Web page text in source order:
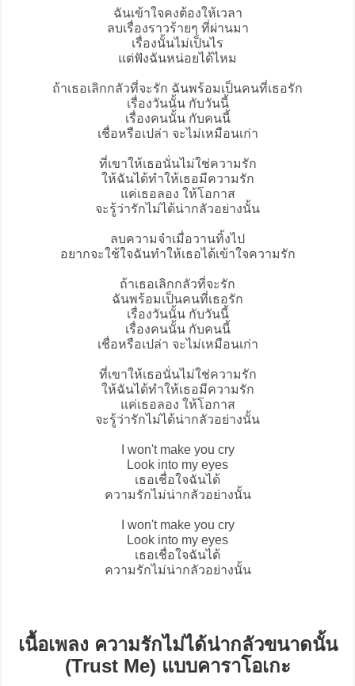
ฉันเข้าใจคงต้องให้เวลา
ลบเรื่องราวร้ายๆ ที่ผ่านมา
เรื่องนั้นไม่เป็นไร
แต่ฟังฉันหน่อยได้ไหม
ถ้าเธอเลิกกลัวที่จะรัก ฉันพร้อมเป็นคนที่เธอรัก
เรื่องวันนั้น กับวันนี้
เรื่องคนนั้น กับคนนี้
เชื่อหรือเปล่า จะไม่เหมือนเก่า
ที่เขาให้เธอนั่นไม่ใช่ความรัก
ให้ฉันได้ทำให้เธอมีความรัก
แค่เธอลอง ให้โอกาส
จะรู้ว่ารักไม่ได้น่ากลัวอย่างนั้น
ลบความจำเมื่อวานทิ้งไป
อยากจะใช้ใจฉันทำให้เธอได้เข้าใจความรัก
ถ้าเธอเลิกกลัวที่จะรัก
ฉันพร้อมเป็นคนที่เธอรัก
เรื่องวันนั้น กับวันนี้
เรื่องคนนั้น กับคนนี้
เชื่อหรือเปล่า จะไม่เหมือนเก่า
ที่เขาให้เธอนั่นไม่ใช่ความรัก
ให้ฉันได้ทำให้เธอมีความรัก
แค่เธอลอง ให้โอกาส
จะรู้ว่ารักไม่ได้น่ากลัวอย่างนั้น
I won't make you cry
Look into my eyes
เธอเชื่อใจฉันได้
ความรักไม่น่ากลัวอย่างนั้น
I won't make you cry
Look into my eyes
เธอเชื่อใจฉันได้
ความรักไม่น่ากลัวอย่างนั้น
เนื้อเพลง ความรักไม่ได้น่ากลัวขนาดนั้น
(Trust Me) แบบคาราโอเกะ